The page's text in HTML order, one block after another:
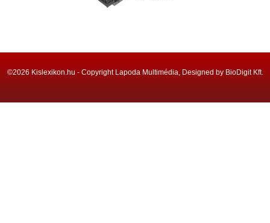
©2026 Kislexikon.hu - Copyright Lapoda Multimédia, Designed by BioDigit Kft.